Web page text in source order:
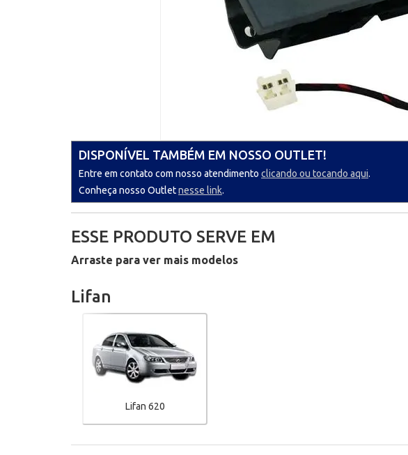
DISPONÍVEL TAMBÉM EM NOSSO OUTLET!
Entre em contato com nosso atendimento clicando ou tocando aqui.
Conheça nosso Outletnesse link.
ESSE PRODUTO SERVE EM
Arraste para ver mais modelos
Lifan
Lifan 620